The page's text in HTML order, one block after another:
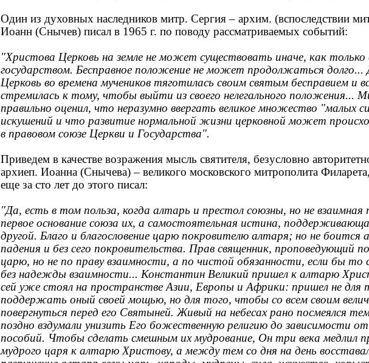
Один из духовных наследников митр. Сергия – архим. (вспоследствии
Иоанн (Снычев) писал в 1965 г. по поводу рассматриваемых событий:
"Христова Церковь на земле не может существовать иначе, как только
государством. Бесправное положение не может продолжаться долго...
Церковь во времена мучеников тяготилась своим святым бесправием и
стремилась к тому, чтобы выйти из своего нелегального положения...
правильно оценил, что неразумно ввергать великое множество "малых
искушений и что развитие нормальной жизни церковной может
в правовом союзе Церкви и Государства".
Приведем в качестве возражения мысль святителя, безусловно
архиеп. Иоанна (Снычева) – великого московского митрополита
еще за сто лет до этого писал:
"Да, есть в том польза, когда алтарь и престол союзны, но не взаимная
первое основание союза их, а самостоятельная истина,
другой. Благо и благословение царю покровителю алтаря; но не боится
падения и без сего покровительства. Прав священник, проповедующий
царю, но не по праву взаимности, а по чистой обязанности, если бы то
без надежды взаимности... Константин Великий пришел к алтарю
сей уже стоял на пространстве Азии, Европы и Африки: пришел не для
поддержать оный своей мощью, но для того, чтобы со всем своим
повергнуться перед его Святыней. Живый на небесах рано посмеялся
поздно вздумали унизить Его божественную религию до зависимости от
пособий. Чтобы сделать смешным их мудрование, Он три века медлил
мудрого царя к алтарю Христову, а между тем со дня на день